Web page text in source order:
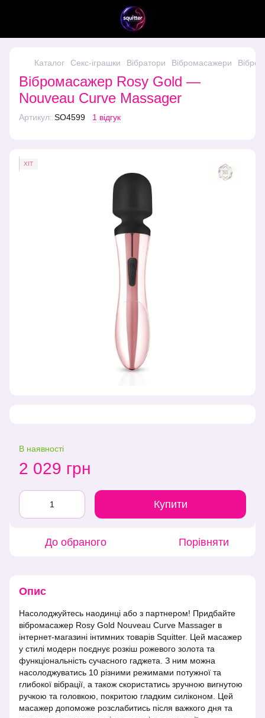
Каталог Секс-іграшки Вібратори Вібромасажери
Вібромасажер Rosy Gold —
Nouveau Curve Massager
Артикул: SO4599 1 відгук
ХІТ
В наявності
2 029 грн
Купити
До обраного Порівняти
Опис
Насолоджуйтесь наодинці або з партнером! Придбайте
вібромасажер Rosy Gold Nouveau Curve Massager в
інтернет-магазині інтимних товарів Squitter. Цей масажер
у стилі модерн поєднує розкіш рожевого золота та
функціональність сучасного гаджета. З ним можна
насолоджуватись 10 різними режимами потужної та
глибокої вібрації, а також скористатись зручною вигнутою
ручкою та головкою, покритою гладким силіконом. Цей
масажер допоможе розслабитись після важкого дня та